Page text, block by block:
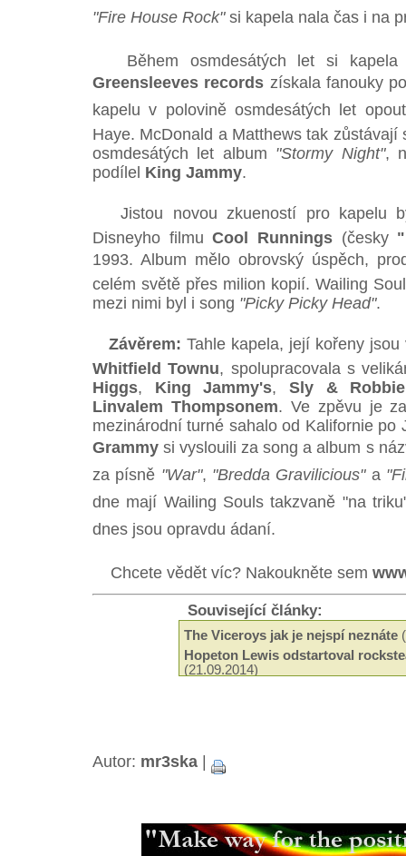
"Fire House Rock"si kapela nala čas i na
Během osmdesátých let si kapela
Greensleeves records získala fanouky
kapelu v polovině osmdesátých let
Haye. McDonald a Matthews tak
osmdesátých let album "Stormy Night",
podílel King Jammy.
Jistou novou zkueností pro kapelu
Disneyho filmuCool Runnings (česky
1993. Album mělo obrovský úspěch,
celém světě přes milion kopií. Wailing
mezi nimi byl i song "Picky Picky Head".
Závěrem: Tahle kapela, její kořeny
Whitfield Townu, spolupracovala s
Higgs, King Jammy's,Sly & Robbie
Linvalem Thompsonem. Ve zpěvu je
mezinárodní turné sahalo od Kalifornie
Grammy si vyslouili za song a album s
za písně "War", "Bredda Gravilicious"a
dne mají Wailing Souls takzvaně "na
dnes jsou opravdu ádaní.
Chcete vědět víc? Nakoukněte sem
Související články:
The Viceroys jak je nejspí neznáte
Hopeton Lewis odstartoval
(21.09.2014)
Beshara - 18 let kariéry a ádné
Black Roots a jejich militantní
Mikey Ras Starr, přítel Petera
Jamajská kapela Pentateuch
Autor: mr3ska